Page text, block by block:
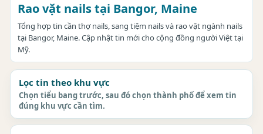
Rao vặt nails tại Bangor, Maine
Tổng hợp tin cần thợ nails, sang tiệm nails và rao vặt ngành nails
tại Bangor, Maine. Cập nhật tin mới cho cộng đồng người Việt tại
Mỹ.
Lọc tin theo khu vực
Chọn tiểu bang trước, sau đó chọn thành phố để xem tin
đúng khu vực cần tìm.